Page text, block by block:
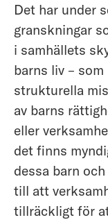
Det har under
granskningar
i samhällets
barns liv – som
strukturella
av barns
eller
det finns
dessa barn
till att
tillräckligt för